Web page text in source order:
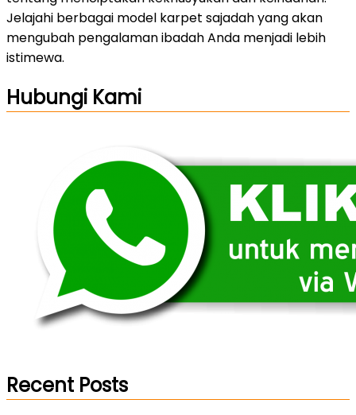
Jelajahi berbagai model karpet sajadah yang akan
mengubah pengalaman ibadah Anda menjadi lebih
istimewa.
Hubungi Kami
Recent Posts